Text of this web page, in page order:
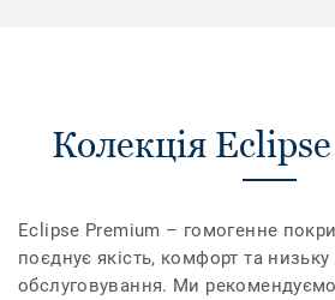
Колекція
Eclipse Premium – гомогенне
поєднує якість, комфорт та низьку
обслуговування. Ми